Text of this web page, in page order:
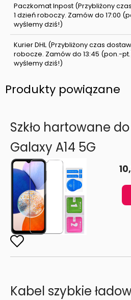
Paczkomat Inpost(Przybliżony
1 dzień roboczy. Zamów do 17:00
wyślemy dziś!)
Kurier DHL(Przybliżony czas
robocze. Zamów do 13:45 (pon.-
wyślemy dziś!)
Produkty powiązane
Szkło hartowane
Galaxy A14 5G
Kabel szybkie